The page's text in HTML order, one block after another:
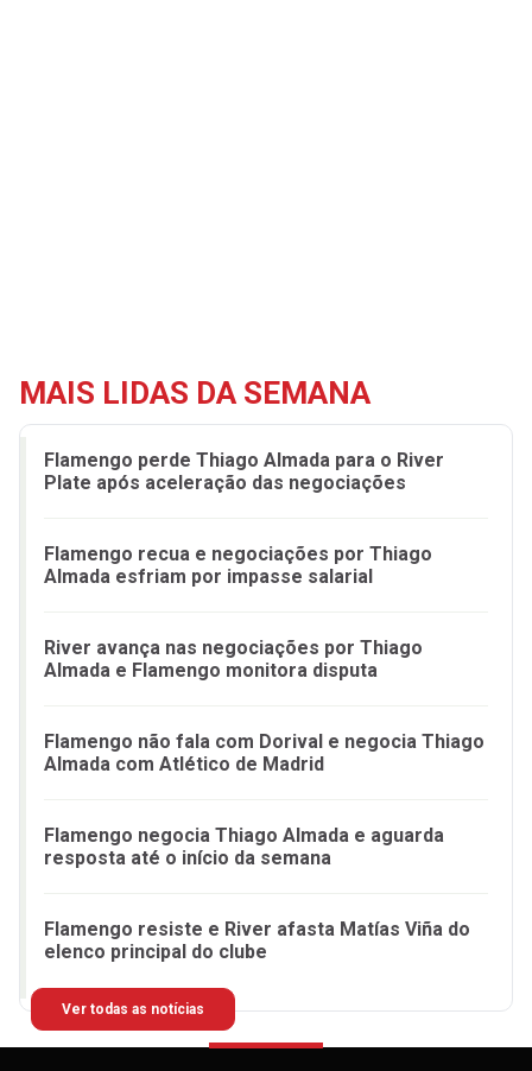
MAIS LIDAS DA SEMANA
Flamengo perde Thiago Almada para o River
Plate após aceleração das negociações
Flamengo recua e negociações por Thiago
Almada esfriam por impasse salarial
River avança nas negociações por Thiago
Almada e Flamengo monitora disputa
Flamengo não fala com Dorival e negocia Thiago
Almada com Atlético de Madrid
Flamengo negocia Thiago Almada e aguarda
resposta até o início da semana
Flamengo resiste e River afasta Matías Viña do
elenco principal do clube
Ver todas as notícias